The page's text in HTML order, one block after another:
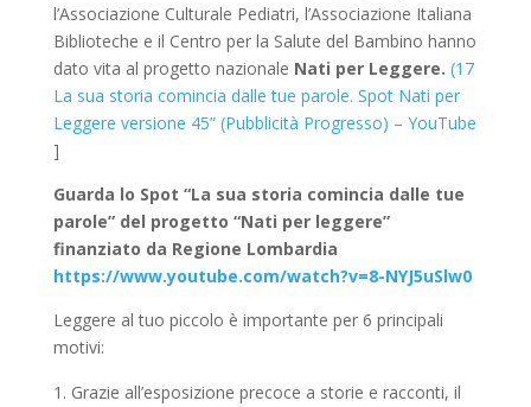
l’Associazione Culturale Pediatri, l’Associazione Italiana
Biblioteche e il Centro per la Salute del Bambino hanno
dato vita al progetto nazionale Nati per Leggere. (17
La sua storia comincia dalle tue parole. Spot Nati per
Leggere versione 45” (Pubblicità Progresso) – YouTube
]
Guarda lo Spot “La sua storia comincia dalle tue
parole” del progetto “Nati per leggere”
finanziato da Regione Lombardia
https://www.youtube.com/watch?v=8-NYJ5uSlw0
Leggere al tuo piccolo è importante per 6 principali
motivi:
Grazie all’esposizione precoce a storie e racconti, il